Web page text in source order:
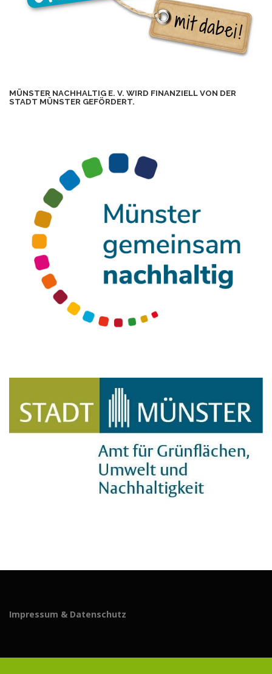
MÜNSTER NACHHALTIG E. V. WIRD FINANZIELL VON DER
STADT MÜNSTER GEFÖRDERT.
Impressum & Datenschutz